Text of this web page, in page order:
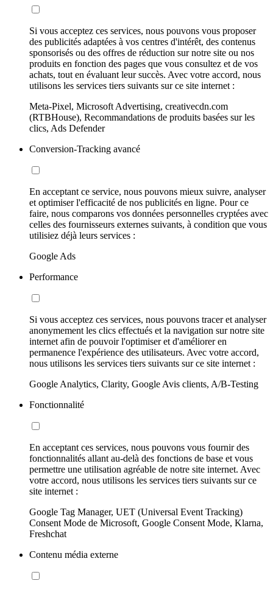
Si vous acceptez ces services, nous pouvons vous proposer
des publicités adaptées à vos centres d'intérêt, des contenus
sponsorisés ou des offres de réduction sur notre site ou nos
produits en fonction des pages que vous consultez et de vos
achats, tout en évaluant leur succès. Avec votre accord, nous
utilisons les services tiers suivants sur ce site internet :
Meta-Pixel, Microsoft Advertising, creativecdn.com
(RTBHouse), Recommandations de produits basées sur les
clics, Ads Defender
Conversion-Tracking avancé
En acceptant ce service, nous pouvons mieux suivre, analyser
et optimiser l'efficacité de nos publicités en ligne. Pour ce
faire, nous comparons vos données personnelles cryptées avec
celles des fournisseurs externes suivants, à condition que vous
utilisiez déjà leurs services :
Google Ads
Performance
Si vous acceptez ces services, nous pouvons tracer et analyser
anonymement les clics effectués et la navigation sur notre site
internet afin de pouvoir l'optimiser et d'améliorer en
permanence l'expérience des utilisateurs. Avec votre accord,
nous utilisons les services tiers suivants sur ce site internet :
Google Analytics, Clarity, Google Avis clients, A/B-Testing
Fonctionnalité
En acceptant ces services, nous pouvons vous fournir des
fonctionnalités allant au-delà des fonctions de base et vous
permettre une utilisation agréable de notre site internet. Avec
votre accord, nous utilisons les services tiers suivants sur ce
site internet :
Google Tag Manager, UET (Universal Event Tracking)
Consent Mode de Microsoft, Google Consent Mode, Klarna,
Freshchat
Contenu média externe